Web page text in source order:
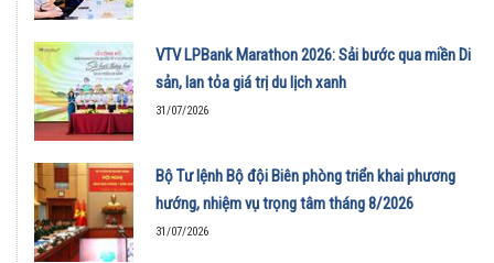
VTV LPBank Marathon 2026: Sải bước qua miền Di
sản, lan tỏa giá trị du lịch xanh
31/07/2026
Bộ Tư lệnh Bộ đội Biên phòng triển khai phương
hướng, nhiệm vụ trọng tâm tháng 8/2026
31/07/2026